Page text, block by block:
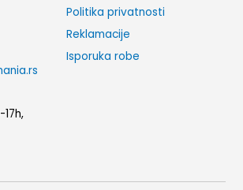
Politika privatnosti
Reklamacije
Isporuka robe